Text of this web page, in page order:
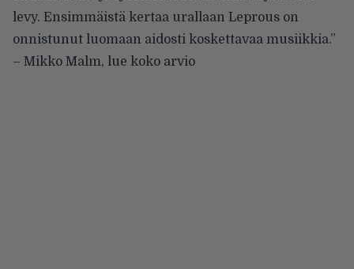
levy. Ensimmäistä kertaa urallaan Leprous on
onnistunut luomaan aidosti koskettavaa musiikkia.”
– Mikko Malm, lue koko arvio